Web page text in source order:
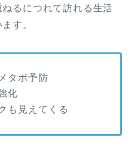
るにつれて訪れる生活
す。
タボ予防
化
も見えてくる